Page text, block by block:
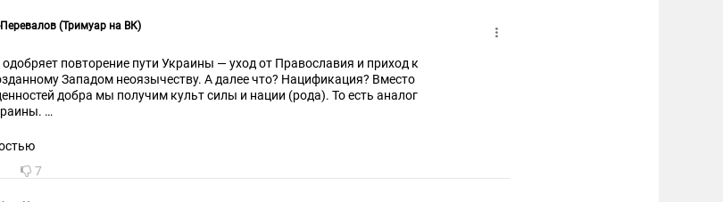
Перевалов (Тримуар на ВК)
одобряет повторение пути Украины — уход от Православия и приход к
Западом неоязычеству. А далее что? Нацификация? Вместо
добра мы получим культ силы и нации (рода). То есть аналог
7